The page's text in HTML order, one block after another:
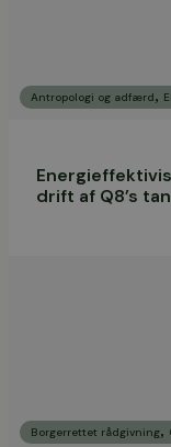
Antropologi og adfærd,
drift af Q8’s
Borgerrettet rådgivning,